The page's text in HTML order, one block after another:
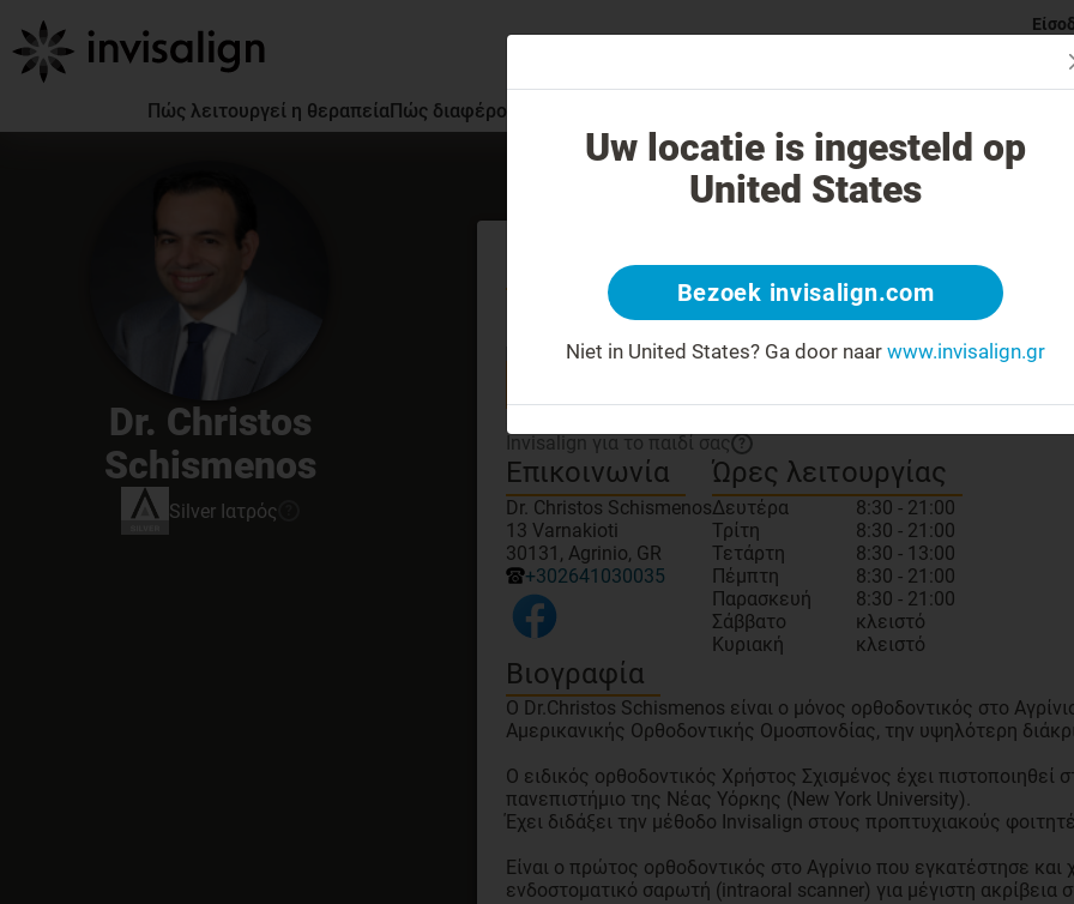
Πώς λειτουργεί η θεραπείαΠώς διαφέρουν οι Invisalign νάρθηκες
Dr. Christos
Schismenos
Silver Ιατρός
Μοιραστείτε έναν
Γνωρίστε τον ιατρό σας
GDC number: 189
Silver
Ιατρός
Invisalign για το παιδί σας ?
Επικοινωνία
Dr. Christos Schismenos
13 Varnakioti
30131, Agrinio, GR
+302641030035
Ώρες λειτουργίας
Δευτέρα
8:30 - 21:00
Τρίτη
8:30 - 21:00
Τετάρτη
8:30 - 13:00
Πέμπτη
8:30 - 21:00
Παρασκευή
8:30 - 21:00
Σάββατο
κλειστό
Κυριακή
κλειστό
Βιογραφία
Ο Dr.Christos Schismenos είναι ο μόνος ορθοδοντικός στο
Αμερικανικής Ορθοδοντικής Ομοσπονδίας, την υψηλότερη
Ο ειδικός ορθοδοντικός Χρήστος Σχισμένος έχει
πανεπιστήμιο της Νέας Υόρκης (New York University).
Έχει διδάξει την μέθοδο Invisalign στους προπτυχιακούς
Είναι ο πρώτος ορθοδοντικός στο Αγρίνιο που εγκατέστησε και
ενδοστοματικό σαρωτή (intraoral scanner) για μέγιστη ακρίβεια
Uw locatie is ingesteld op
United States
Bezoek invisalign.com
Niet in United States? Ga door naar www.invisalign.gr